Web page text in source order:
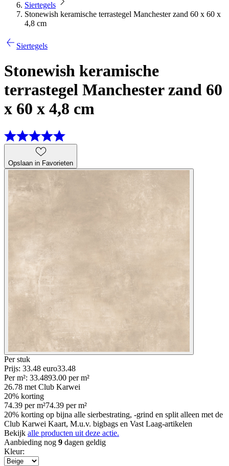
Siertegels
Stonewish keramische terrastegel Manchester zand 60 x 60 x
4,8 cm
Siertegels
Stonewish keramische
terrastegel Manchester zand 60
x 60 x 4,8 cm
Opslaan in Favorieten
Per stuk
Prijs: 33.48 euro33.48
Per m²: 33.4893.00 per m²
26.78 met Club Karwei
20% korting
74.39 per m²74.39 per m²
20% korting op bijna alle sierbestrating, -grind en split alleen met de
Club Karwei Kaart, M.u.v. bigbags en Vast Laag-artikelen
Bekijk alle producten uit deze actie.
Aanbieding nog 9 dagen geldig
Kleur: